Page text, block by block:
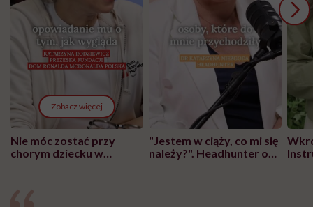
Zobacz więcej
Nie móc zostać przy
chorym dziecku w
"Jestem w ciąży, co mi się
należy?". Headhunter o